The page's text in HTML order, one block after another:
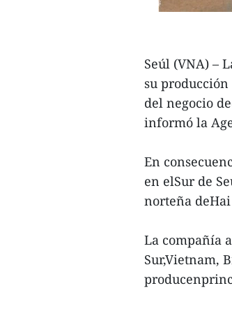
Seúl (VNA) –
su
del negocio
informó la
En
en elSur de
norteña
La compañía
Sur,Vietnam,